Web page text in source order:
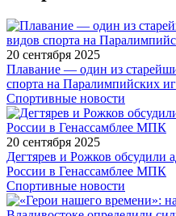
20 сентября 2025
Плавание — один из
спорта на Паралимпийских
Спортивные новости
20 сентября 2025
Дегтярев и Рожков обсудили
России в Генассамблее МПК
Спортивные новости